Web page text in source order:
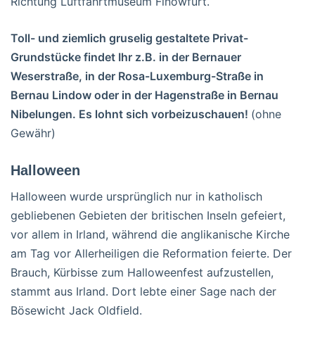
Toll- und ziemlich gruselig gestaltete Privat-
Grundstücke findet Ihr z.B. in der Bernauer
Weserstraße, in der Rosa-Luxemburg-Straße in
Bernau Lindow oder in der Hagenstraße in Bernau
Nibelungen. Es lohnt sich vorbeizuschauen! (ohne
Gewähr)
Halloween
Halloween wurde ursprünglich nur in katholisch
gebliebenen Gebieten der britischen Inseln gefeiert,
vor allem in Irland, während die anglikanische Kirche
am Tag vor Allerheiligen die Reformation feierte. Der
Brauch, Kürbisse zum Halloweenfest aufzustellen,
stammt aus Irland. Dort lebte einer Sage nach der
Bösewicht Jack Oldfield.